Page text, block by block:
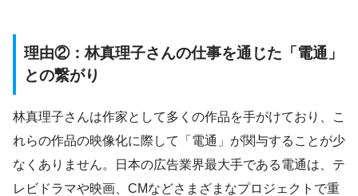
理由②：林真理子さんの仕事を通じた「電通」
との繋がり
林真理子さんは作家として多くの作品を手がけており、こ
れらの作品の映像化に際して「電通」が関与することが少
なくありません。日本の広告業界最大手である電通は、テ
レビドラマや映画、CMなどさまざまなプロジェクトで重